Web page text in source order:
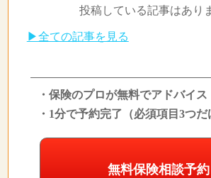
投稿している記事はあり
▶全ての記事を見る
・保険のプロが無料でアドバイス
・1分で予約完了（必須項目3つだ
無料保険相談予約